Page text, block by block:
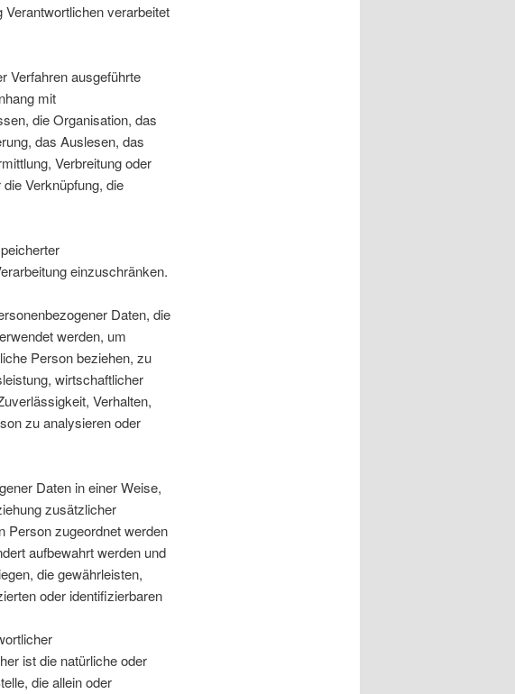
verarbeitet
Verfahren ausgeführte
mit
die Organisation, das
das Auslesen, das
Verbreitung oder
Verknüpfung, die
einzuschränken.
Daten, die
werden, um
Person beziehen, zu
wirtschaftlicher
Verhalten,
zu analysieren oder
Daten in einer Weise,
zusätzlicher
Person zugeordnet werden
aufbewahrt werden und
die gewährleisten,
oder identifizierbaren
ist die natürliche oder
die allein oder